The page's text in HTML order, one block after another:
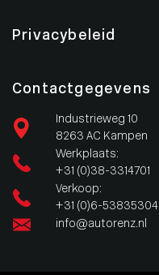
Privacybeleid
Contactgegevens
Industrieweg 10
8263 AC Kampen
Werkplaats:
+31 (0)38-3314701
Verkoop:
+31 (0)6-53835304
info@autorenz.nl